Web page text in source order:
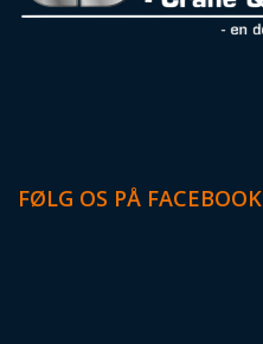
FØLG OS PÅ FACEBOOK